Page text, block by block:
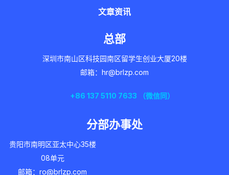
文章资讯
总部
深圳市南山区科技园南区留学生创业大厦20楼
邮箱：hr@brlzp.com
+86 137 5110 7633 （微信同）
分部办事处
贵阳市南明区亚太中心35楼
08单元
邮箱：ro@brlzp.com